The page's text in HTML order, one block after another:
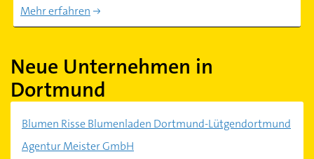
Mehr erfahren
Neue Unternehmen in
Dortmund
Blumen Risse Blumenladen Dortmund-Lütgendortmund
Agentur Meister GmbH